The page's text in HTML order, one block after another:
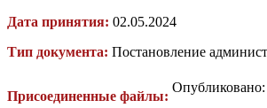
Дата принятия: 02.05.2024
Тип документа: Постановление
Присоединенные файлы: